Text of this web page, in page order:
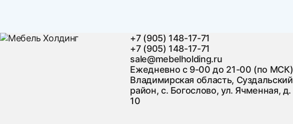
+7 (905) 148-17-71
+7 (905) 148-17-71
sale@mebelholding.ru
Ежедневно с 9-00 до 21-00 (по МСК)
Владимирская область, Суздальский
район, с. Богослово, ул. Ячменная, д.
10